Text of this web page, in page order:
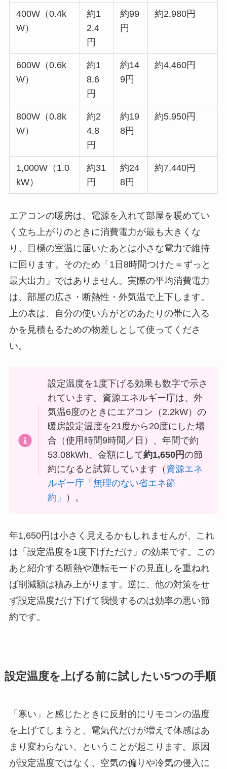
400W（0.4k
W）
約1
2.4
円
約99
円
約2,980円
600W（0.6k
W）
約1
8.6
円
約14
9円
約4,460円
800W（0.8k
W）
約2
4.8
円
約19
8円
約5,950円
1,000W（1.0
kW）
約31
円
約24
8円
約7,440円
エアコンの暖房は、電源を入れて部屋を暖めてい
く立ち上がりのときに消費電力が最も大きくな
り、目標の室温に届いたあとは小さな電力で維持
に回ります。そのため「1日8時間つけた＝ずっと
最大出力」ではありません。実際の平均消費電力
は、部屋の広さ・断熱性・外気温で上下します。
上の表は、自分の使い方がどのあたりの帯に入る
かを見積もるための物差しとして使ってくださ
い。
設定温度を1度下げる効果も数字で示さ
れています。資源エネルギー庁は、外
気温6度のときにエアコン（2.2kW）の
暖房設定温度を21度から20度にした場
合（使用時間9時間／日）、年間で約
53.08kWh、金額にして約1,650円の節
約になると試算しています（ 資源エネ
ルギー庁「無理のない省エネ節
約」
）。
年1,650円は小さく見えるかもしれませんが、これ
は「設定温度を1度下げただけ」の効果です。この
あと紹介する断熱や運転モードの見直しを重ねれ
ば削減額は積み上がります。逆に、他の対策をせ
ず設定温度だけ下げて我慢するのは効率の悪い節
約です。
設定温度を上げる前に試したい5つの手順
「寒い」と感じたときに反射的にリモコンの温度
を上げてしまうと、電気代だけが増えて体感はあ
まり変わらない、ということが起こります。原因
が設定温度ではなく、空気の偏りや冷気の侵入に